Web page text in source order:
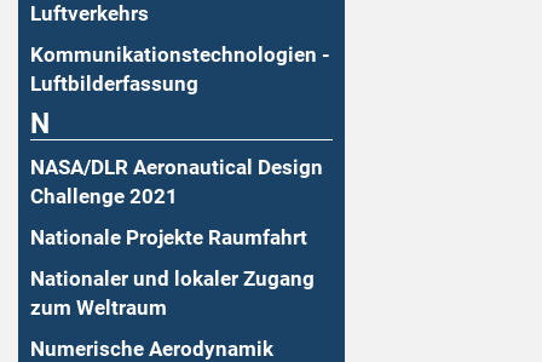
Luftverkehrs
Kommunikationstechnologien -
Luftbilderfassung
N
NASA/DLR Aeronautical Design
Challenge 2021
Nationale Projekte Raumfahrt
Nationaler und lokaler Zugang
zum Weltraum
Numerische Aerodynamik